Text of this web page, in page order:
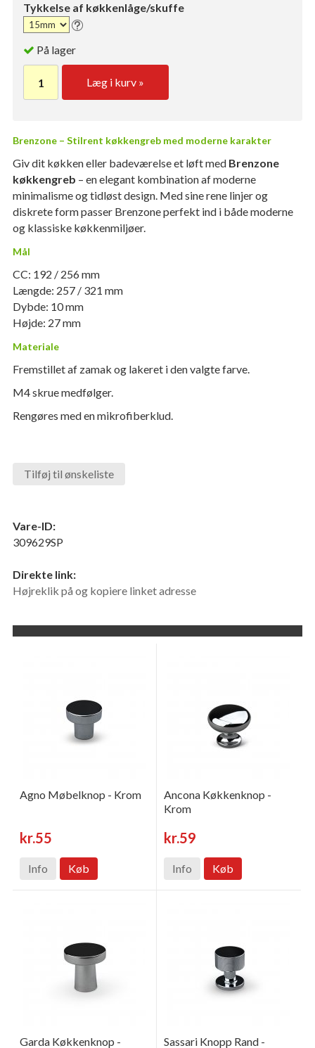
Tykkelse af køkkenlåge/skuffe
På lager
Læg i kurv »
Brenzone – Stilrent køkkengreb med moderne karakter
Giv dit køkken eller badeværelse et løft med Brenzone
køkkengreb – en elegant kombination af moderne
minimalisme og tidløst design. Med sine rene linjer og
diskrete form passer Brenzone perfekt ind i både moderne
og klassiske køkkenmiljøer.
Mål
CC: 192 / 256 mm
Længde: 257 / 321 mm
Dybde: 10 mm
Højde: 27 mm
Materiale
Fremstillet af zamak og lakeret i den valgte farve.
M4 skrue medfølger.
Rengøres med en mikrofiberklud.
Tilføj til ønskeliste
Vare-ID:
309629SP
Direkte link:
Højreklik på og kopiere linket adresse
Agno Møbelknop - Krom
kr.55
Info Køb
Ancona Køkkenknop -
Krom
kr.59
Info Køb
Garda Køkkenknop - Sassari Knopp Rand -